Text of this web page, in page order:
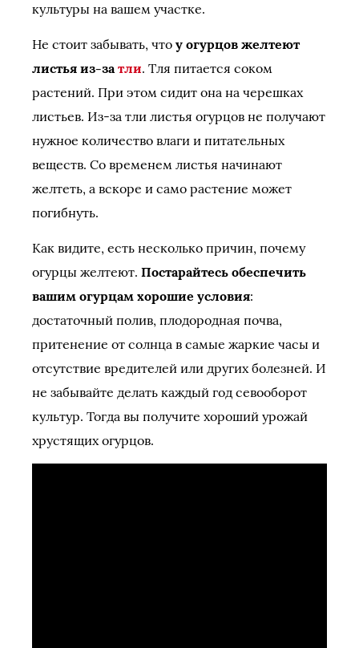
культуры на вашем участке.
Не стоит забывать, что у огурцов желтеют
листья из-затли. Тля питается соком
растений. При этом сидит она на черешках
листьев. Из-за тли листья огурцов не получают
нужное количество влаги и питательных
веществ. Со временем листья начинают
желтеть, а вскоре и само растение может
погибнуть.
Как видите, есть несколько причин, почему
огурцы желтеют. Постарайтесь обеспечить
вашим огурцам хорошие условия:
достаточный полив, плодородная почва,
притенение от солнца в самые жаркие часы и
отсутствие вредителей или других болезней. И
не забывайте делать каждый год севооборот
культур. Тогда вы получите хороший урожай
хрустящих огурцов.